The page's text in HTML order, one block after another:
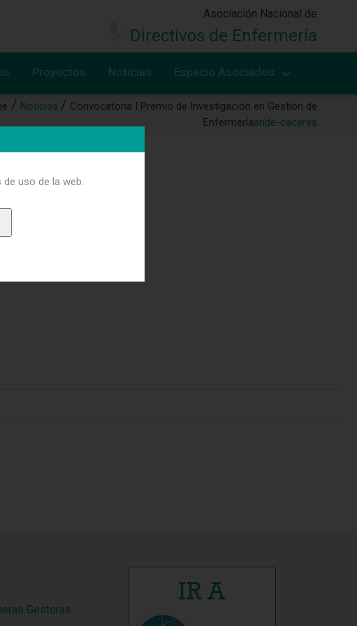
Asociación Nacional de
Directivos de Enfermería
Proyectos Noticias Espacio Asociados
Noticias
Convocatoria I Premio de Investigación en Gestión de
Enfermeríaande-caceres
Gestoras
uso de la web.